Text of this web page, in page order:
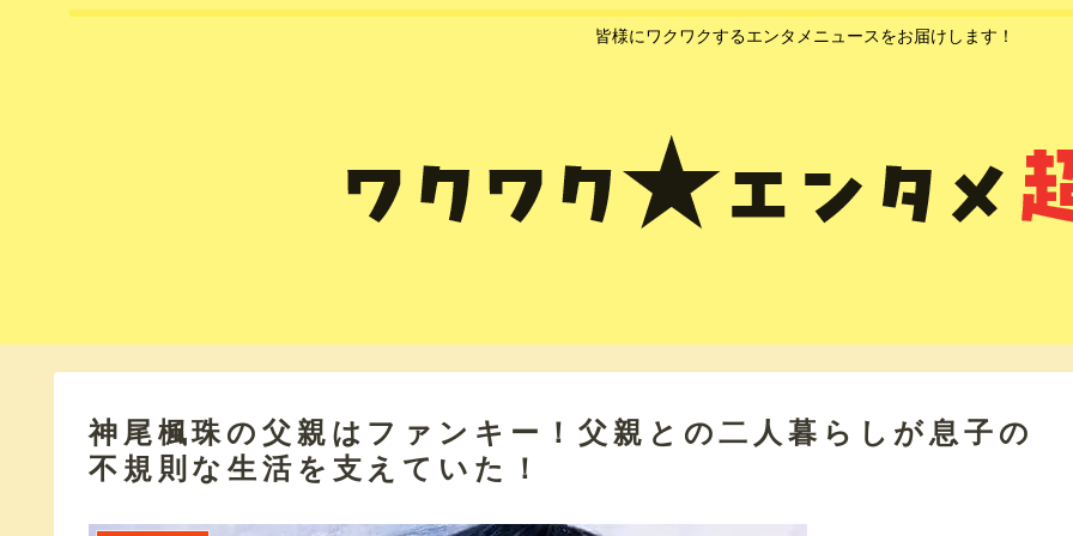
皆様にワクワクするエンタメニュースをお届けします！
神尾楓珠の父親はファンキー！父親との二人暮らしが息子の
不規則な生活を支えていた！